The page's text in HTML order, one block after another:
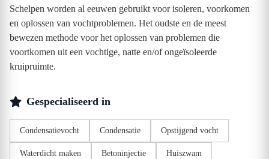
Schelpen worden al eeuwen gebruikt voor isoleren, voorkomen
en oplossen van vochtproblemen. Het oudste en de meest
bewezen methode voor het oplossen van problemen die
voortkomen uit een vochtige, natte en/of ongeïsoleerde
kruipruimte.
Gespecialiseerd in
Condensatievocht Condensatie Opstijgend vocht
Waterdicht maken Betoninjectie Huiszwam